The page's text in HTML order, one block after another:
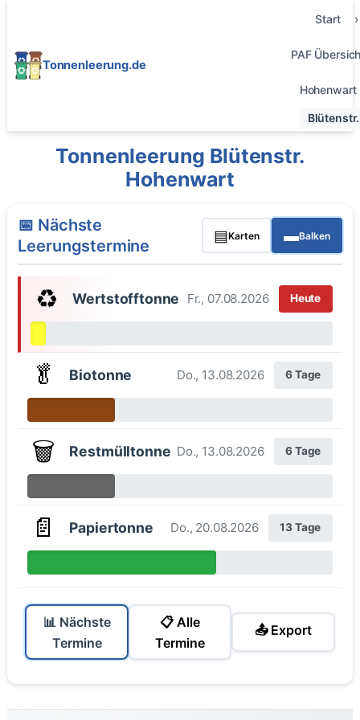
Tonnenleerung.de
Start
PAF
Hohenwart
Blütenstr.
Tonnenleerung Blütenstr.
Hohenwart
📅 Nächste
Leerungstermine
▤Karten ▬Balken
♻️ Wertstofftonne Fr., 07.08.2026 Heute
🥬 Biotonne Do., 13.08.2026 6 Tage
🗑️ Restmülltonne Do., 13.08.2026 6 Tage
📄 Papiertonne Do., 20.08.2026 13 Tage
📊 Nächste
Termine
📋 Alle
Termine
📤 Export